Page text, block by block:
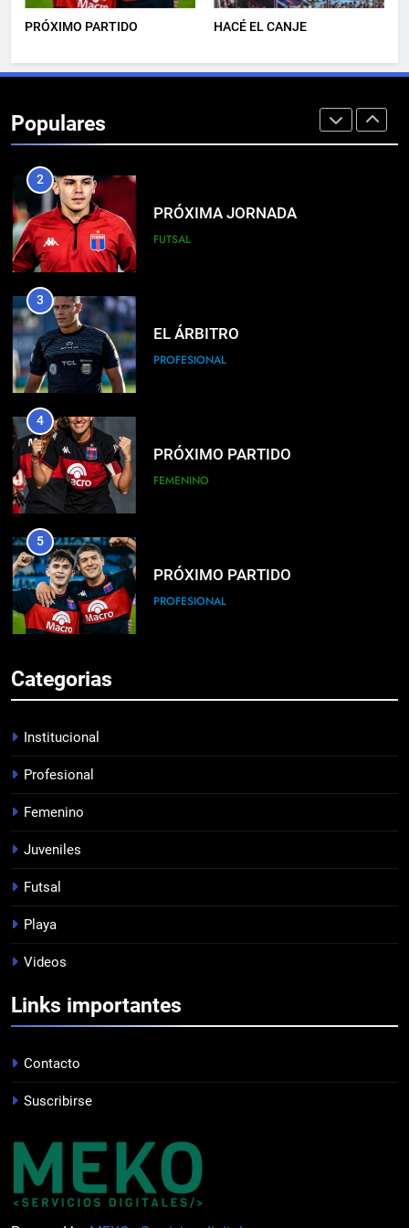
PRÓXIMO PARTIDO HACÉ EL CANJE
Populares
2
PRÓXIMA JORNADA
FUTSAL
3
EL ÁRBITRO
PROFESIONAL
4
PRÓXIMO PARTIDO
FEMENINO
5
PRÓXIMO PARTIDO
PROFESIONAL
HACÉ EL CANJE
7
8
1
PROFESIONAL
PRÓXIMA JORNADA
FUTSAL
Categorias
Institucional
Profesional
Femenino
Juveniles
Futsal
Playa
Videos
Links importantes
Contacto
Suscribirse